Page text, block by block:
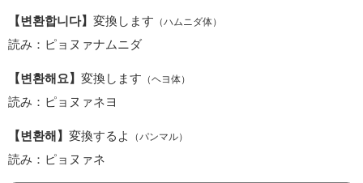
【변환합니다】 変換します （ハムニダ体）
読み：ピョヌァナムニダ
【변환해요】 変換します （ヘヨ体）
読み：ピョヌァネヨ
【변환해】 変換するよ （パンマル）
読み：ピョヌァネ